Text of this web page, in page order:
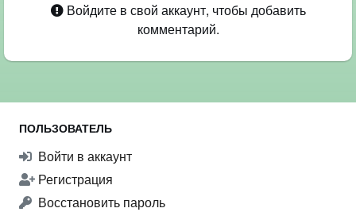
Войдите в свой аккаунт, чтобы добавить
комментарий.
ПОЛЬЗОВАТЕЛЬ
Войти в аккаунт
Регистрация
Восстановить пароль